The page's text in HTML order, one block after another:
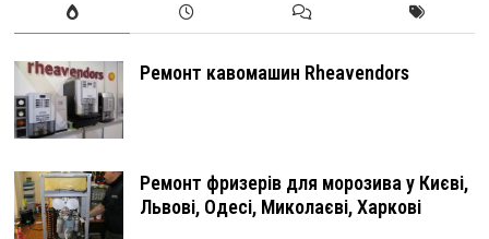
Ремонт кавомашин Rheavendors
Ремонт фризерів для морозива у Києві,
Львові, Одесі, Миколаєві, Харкові